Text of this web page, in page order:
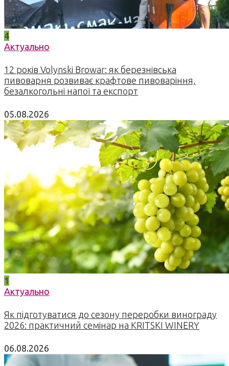
4
Актуально
12 років Volynski Browar: як березнівська
пивоварня розвиває крафтове пивоваріння,
безалкогольні напої та експорт
05.08.2026
1
Актуально
Як підготуватися до сезону переробки винограду
2026: практичний семінар на KRITSKI WINERY
06.08.2026